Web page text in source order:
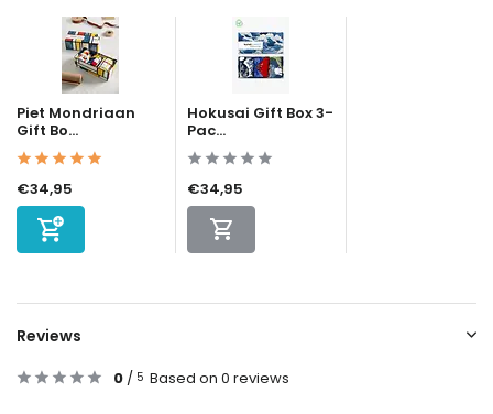
Piet Mondriaan
Gift Bo...
€34,95
Hokusai Gift Box 3-
Pac...
€34,95
Reviews
0 / 5 Based on 0 reviews